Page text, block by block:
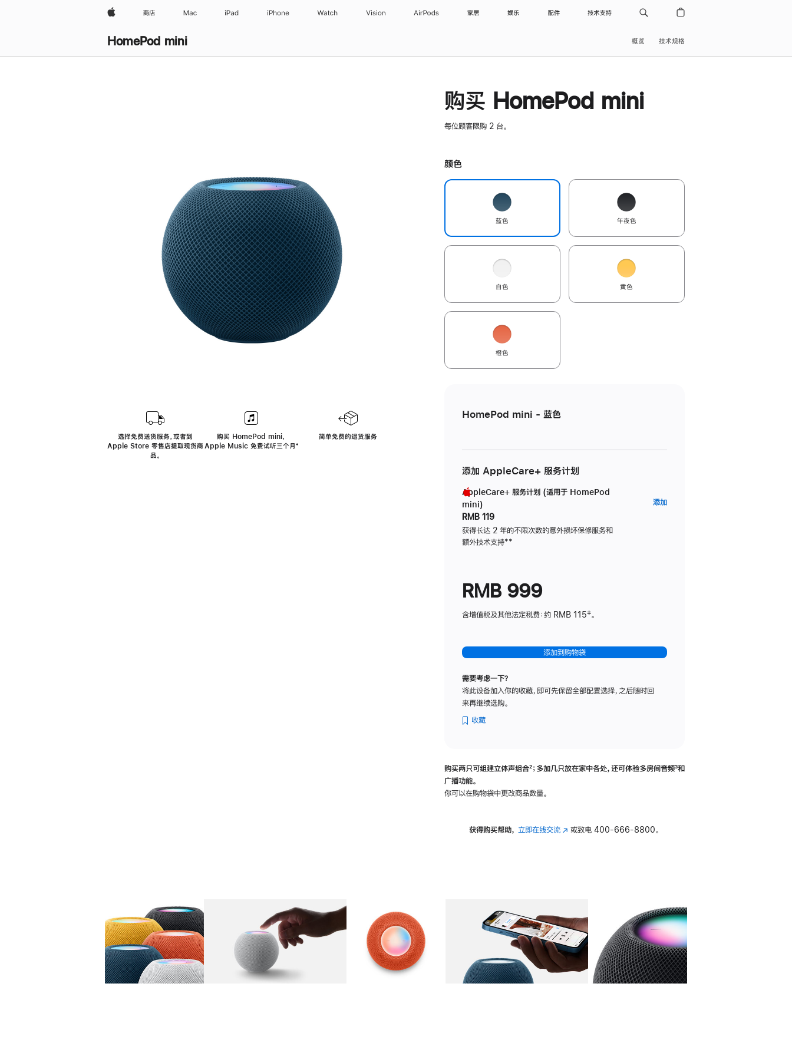
Apple 商店 Mac iPad iPhone Watch Vision AirPods 家居 娱乐 配件 技术支持
HomePod mini 概览 技术规格
选择免费送货服务，或者到
Apple Store 零售店提取现货商
品。
购买 HomePod mini，
Apple Music 免费试听三个月脚
⁺
简单免费的退货服务
购买 HomePod mini
每位顾客限购 2 台。
颜色
蓝色 午夜色
白色 黄色
橙色
HomePod mini - 蓝色
添加 AppleCare+ 服务计划
AppleCare+ 服务计划 (适用于 HomePod
mini)
RMB 119
获得长达 2 年的不限次数的意外损坏保修服务和
额外技术支持脚
**
添加AppleCare+
RMB 999
含增值税及其他法定税费：约 RMB 115‡。
添加到购物袋
需要考虑一下？
将此设备加入你的收藏，即可先保留全部配置选择，之后随时回
来再继续选购。
收藏
购买两只可组建立体声组合脚
²；多加几只放在家中各处，还可体验多‍房‍间音频脚
³和
广播功能。
你可以在购物袋中更改商品数量。
获得购买帮助， 立即在线交流(在 或致电 400-666-8800。
图库 图像 1 图库 图像 图库 图像 图库 图像 4 图库 图像 5